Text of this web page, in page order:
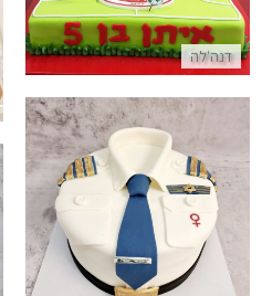
דנה'לה
התקשר/י
עוגה מעוצבת לטייס
התקשר/י